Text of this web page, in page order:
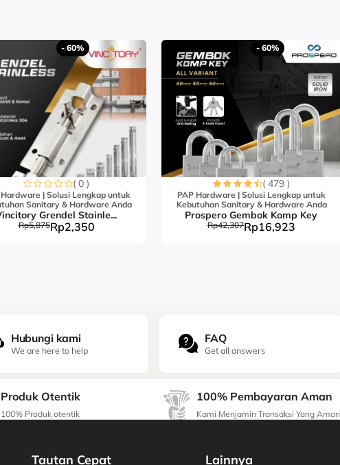
- 60%
( 0 )
Hardware | Solusi Lengkap untuk
Sanitary & Hardware Anda
Grendel Stainle...
Rp5,875Rp2,350
- 60%
( 479 )
PAP Hardware | Solusi Lengkap untuk
Kebutuhan Sanitary & Hardware Anda
Prospero Gembok Komp Key
Rp42,307Rp16,923
Hubungi kami
We are here to help
FAQ
Get all answers
Produk Otentik
100% Produk otentik
100% Pembayaran Aman
Kami Menjamin Transaksi Yang Aman
Tautan Cepat Lainnya